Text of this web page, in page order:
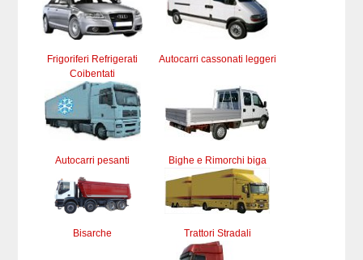
Frigoriferi Refrigerati
Coibentati
Autocarri cassonati leggeri
Autocarri pesanti Bighe e Rimorchi biga
Bisarche Trattori Stradali